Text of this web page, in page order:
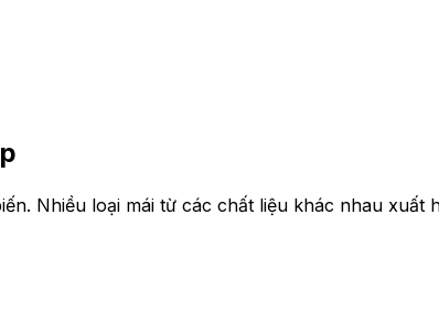
Nhiều loại mái từ các chất liệu khác nhau